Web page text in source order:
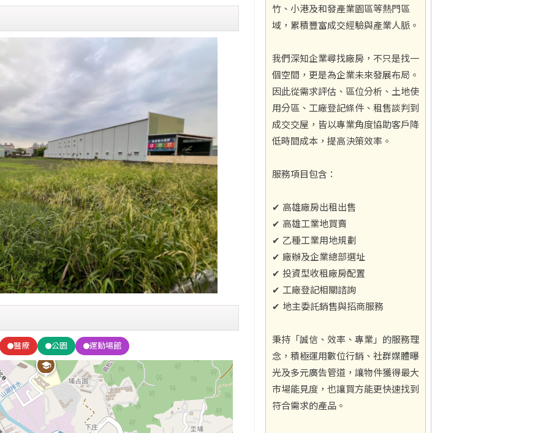
醫療 公園 運動場館
竹、小港及和發產業園區等熱門區
域，累積豐富成交經驗與產業人脈。
我們深知企業尋找廠房，不只是找一
個空間，更是為企業未來發展布局。
因此從需求評估、區位分析、土地使
用分區、工廠登記條件、租售談判到
成交交屋，皆以專業角度協助客戶降
低時間成本，提高決策效率。
服務項目包含：
✔ 高雄廠房出租出售
✔ 高雄工業地買賣
✔ 乙種工業用地規劃
✔ 廠辦及企業總部選址
✔ 投資型收租廠房配置
✔ 工廠登記相關諮詢
✔ 地主委託銷售與招商服務
秉持「誠信、效率、專業」的服務理
念，積極運用數位行銷、社群媒體曝
光及多元廣告管道，讓物件獲得最大
市場能見度，也讓買方能更快速找到
符合需求的產品。